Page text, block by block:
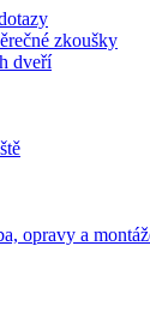
zkoušky
dveří
opravy a